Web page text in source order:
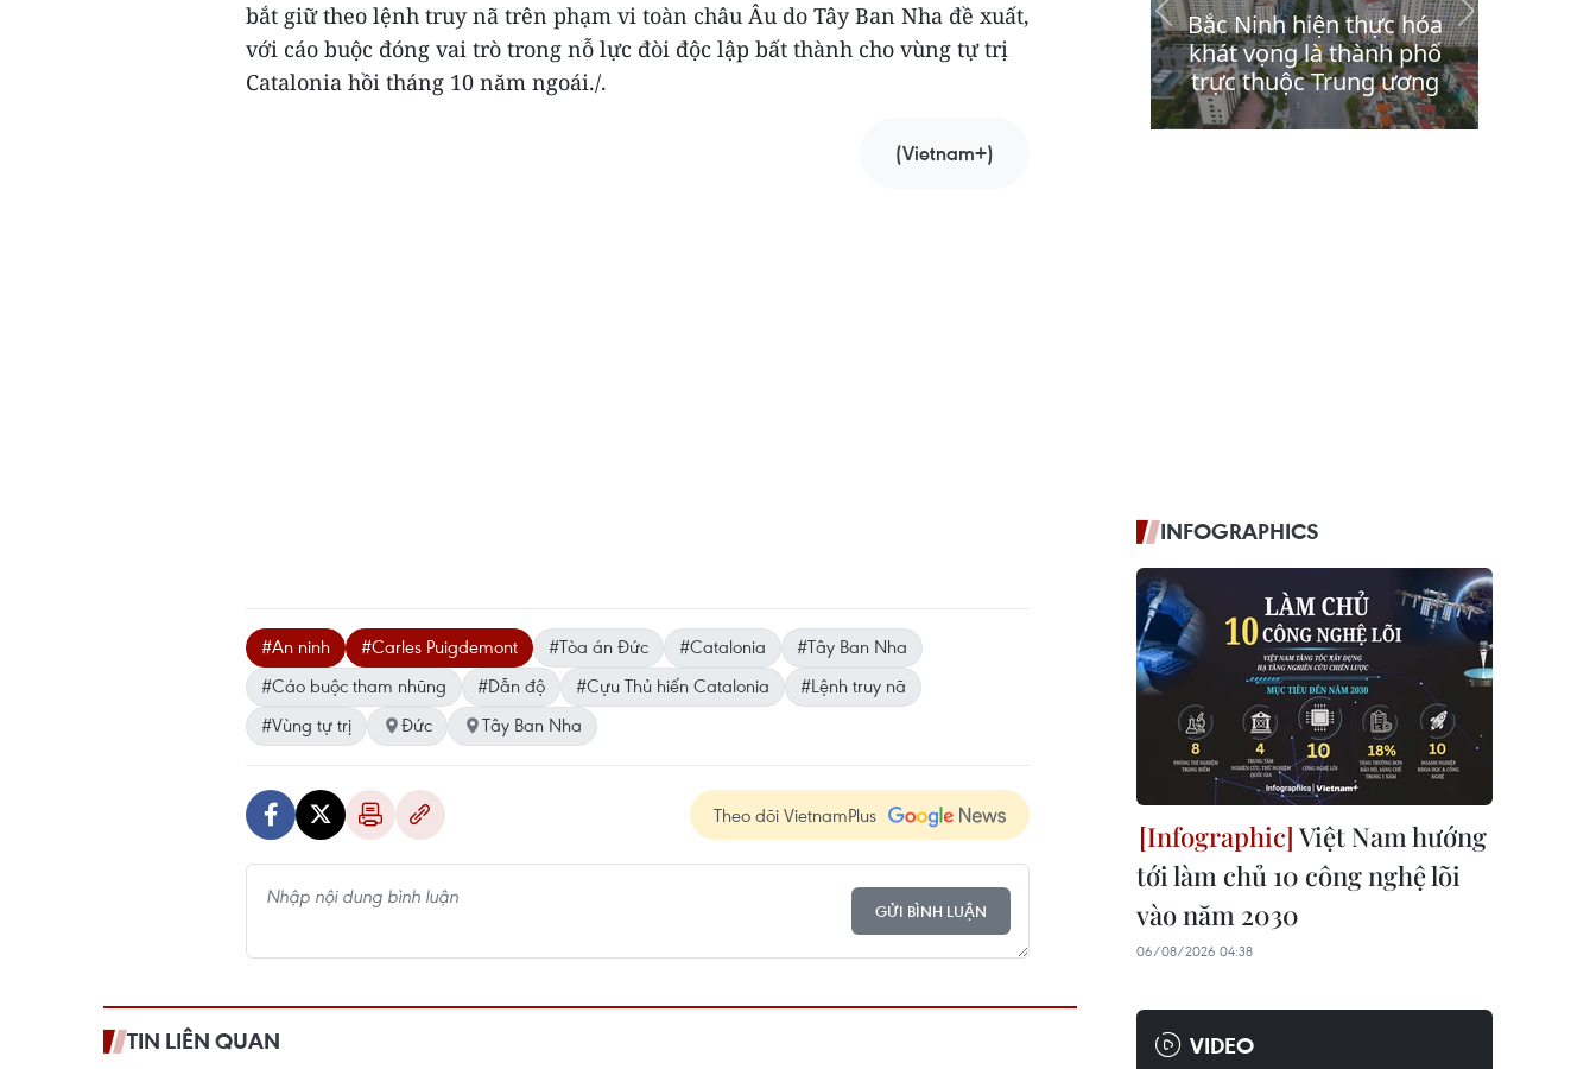
bắt giữ theo lệnh truy nã trên phạm vi toàn châu Âu do Tây Ban Nha đề xuất,
với cáo buộc đóng vai trò trong nỗ lực đòi độc lập bất thành cho vùng tự trị
Catalonia hồi tháng 10 năm ngoái./.
(Vietnam+)
#An ninh #Carles Puigdemont #Tòa án Đức #Catalonia
#Tây Ban Nha
#Cáo buộc tham nhũng
#Dẫn độ #Cựu Thủ hiến Catalonia
#Lệnh truy nã
#Vùng tự trị
Đức Tây Ban Nha
Theo dõi VietnamPlus
GỬI BÌNH LUẬN
TIN LIÊN QUAN
INFOGRAPHICS
Việt Nam hướng
tới làm chủ 10 công nghệ lõi
vào năm 2030
06/08/2026 04:38
VIDEO